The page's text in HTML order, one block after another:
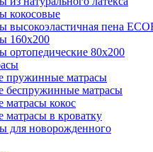
кокосовые
высокоэластичная пена
160х200
ортопедические 80х200
пружинные матрасы
беспружинные матрасы
матрасы кокос
матрасы в кроватку
для новорожденного